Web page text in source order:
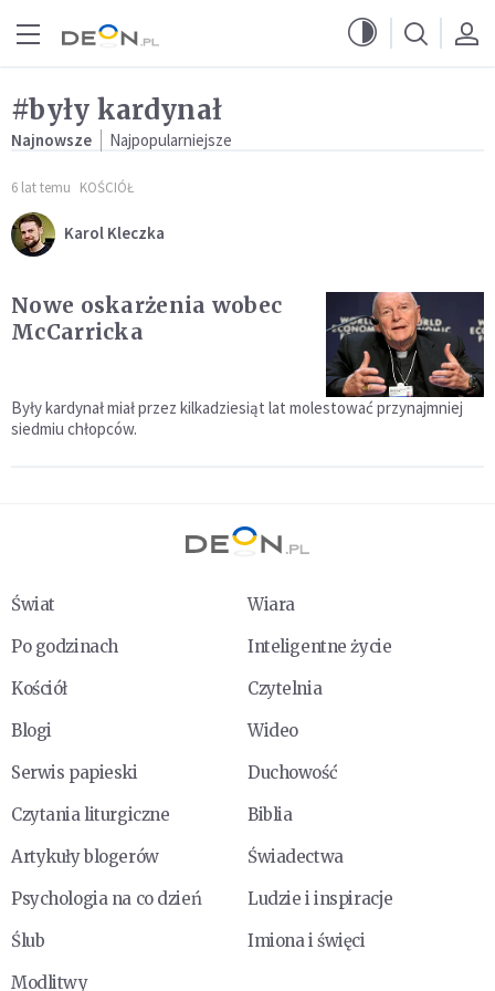
#były kardynał
Najnowsze Najpopularniejsze
6 lat temu KOŚCIÓŁ
Karol Kleczka
Nowe oskarżenia wobec
McCarricka
Były kardynał miał przez kilkadziesiąt lat molestować przynajmniej
siedmiu chłopców.
Świat
Wiara
Po godzinach
Inteligentne życie
Kościół
Czytelnia
Blogi
Wideo
Serwis papieski
Duchowość
Czytania liturgiczne
Biblia
Artykuły blogerów
Świadectwa
Psychologia na co dzień
Ludzie i inspiracje
Ślub
Imiona i święci
Modlitwy